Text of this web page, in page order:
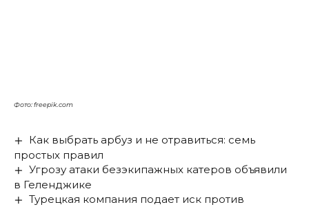
Фото: freepik.com
Как выбрать арбуз и не отравиться: семь
простых правил
Угрозу атаки безэкипажных катеров объявили
в Геленджике
Турецкая компания подает иск против